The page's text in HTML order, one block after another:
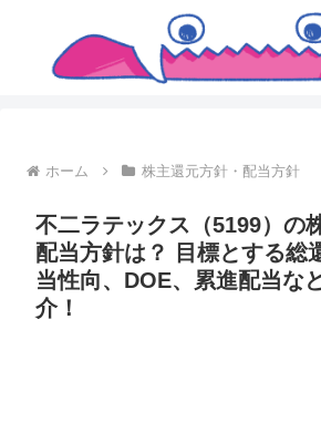
ホーム 株主還元方針・配当方針
不二ラテックス（5199）の
配当方針は？ 目標とする総
当性向、DOE、累進配当な
介！